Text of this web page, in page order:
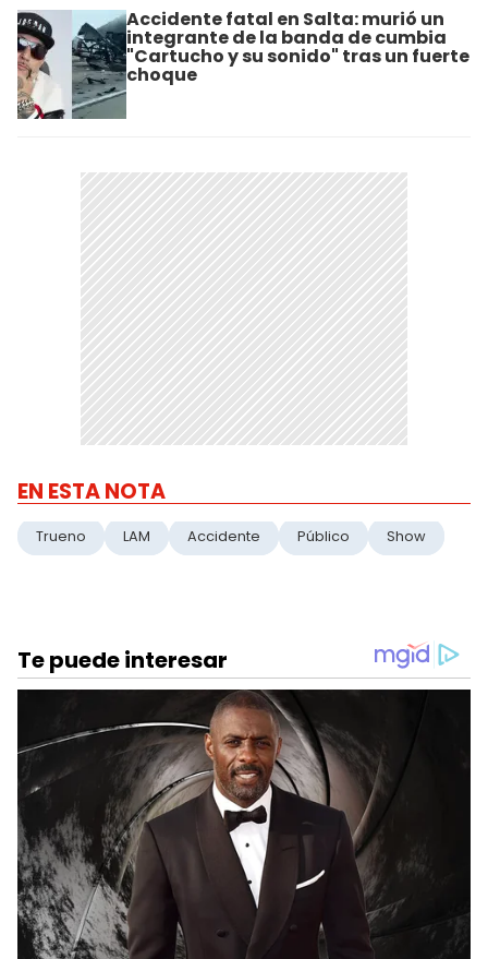
Accidente fatal en Salta: murió un
integrante de la banda de cumbia
"Cartucho y su sonido" tras un fuerte
choque
EN ESTA NOTA
Trueno LAM Accidente Público Show